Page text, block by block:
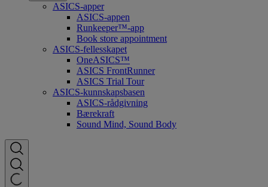
ASICS-apper
ASICS-appen
Runkeeper™-app
Book store appointment
ASICS-fellesskapet
OneASICS™
ASICS FrontRunner
ASICS Trial Tour
ASICS-kunnskapsbasen
ASICS-rådgivning
Bærekraft
Sound Mind, Sound Body